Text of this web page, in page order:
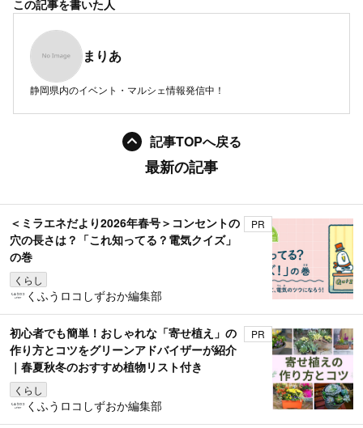
この記事を書いた人
まりあ
静岡県内のイベント・マルシェ情報発信中！
記事TOPへ戻る
最新の記事
＜ミラエネだより2026年春号＞コンセントの
穴の長さは？「これ知ってる？電気クイズ」
の巻
くらし
PR
くふうロコしずおか編集部
初心者でも簡単！おしゃれな「寄せ植え」の
作り方とコツをグリーンアドバイザーが紹介
｜春夏秋冬のおすすめ植物リスト付き
くらし
PR
くふうロコしずおか編集部